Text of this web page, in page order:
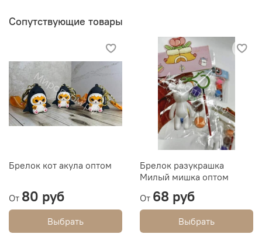
Сопутствующие товары
Брелок кот акула оптом
От 80 руб
Выбрать
Брелок разукрашка
Милый мишка оптом
От 68 руб
Выбрать